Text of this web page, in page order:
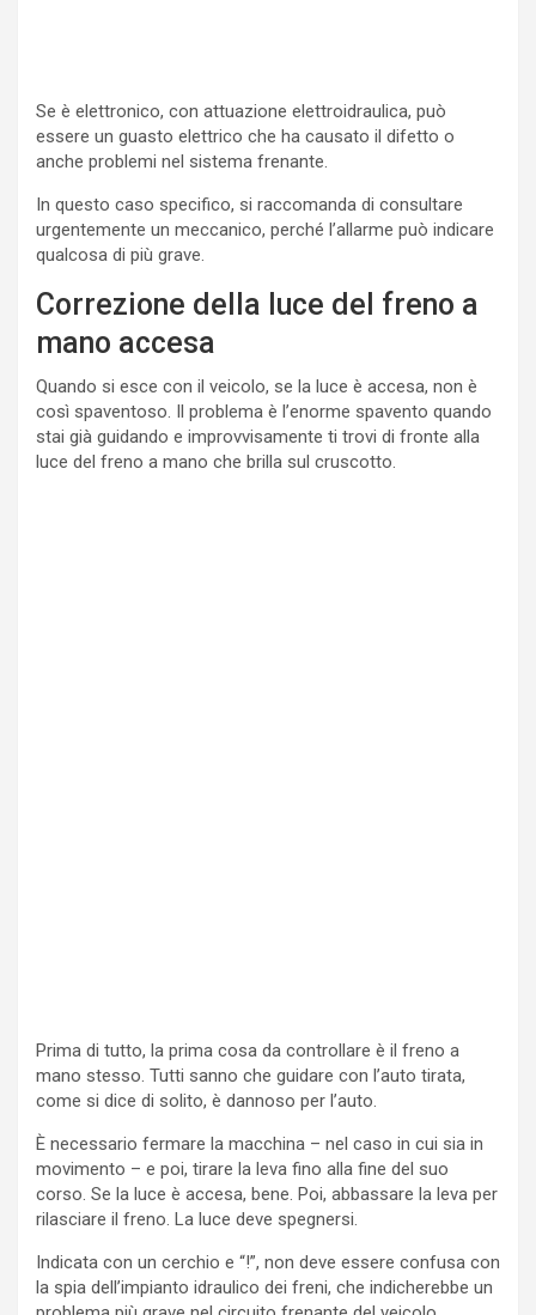
Se è elettronico, con attuazione elettroidraulica, può
essere un guasto elettrico che ha causato il difetto o
anche problemi nel sistema frenante.
In questo caso specifico, si raccomanda di consultare
urgentemente un meccanico, perché l’allarme può indicare
qualcosa di più grave.
Correzione della luce del freno a
mano accesa
Quando si esce con il veicolo, se la luce è accesa, non è
così spaventoso. Il problema è l’enorme spavento quando
stai già guidando e improvvisamente ti trovi di fronte alla
luce del freno a mano che brilla sul cruscotto.
Prima di tutto, la prima cosa da controllare è il freno a
mano stesso. Tutti sanno che guidare con l’auto tirata,
come si dice di solito, è dannoso per l’auto.
È necessario fermare la macchina – nel caso in cui sia in
movimento – e poi, tirare la leva fino alla fine del suo
corso. Se la luce è accesa, bene. Poi, abbassare la leva per
rilasciare il freno. La luce deve spegnersi.
Indicata con un cerchio e “!”, non deve essere confusa con
la spia dell’impianto idraulico dei freni, che indicherebbe un